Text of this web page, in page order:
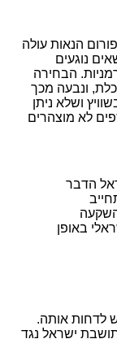
הנאות עולה
נוגעים
הבחירה
ונבעה מכך
ושלא ניתן
לא מוצהרים
הדבר
באופן
לדחות אותה.
ישראל נגד